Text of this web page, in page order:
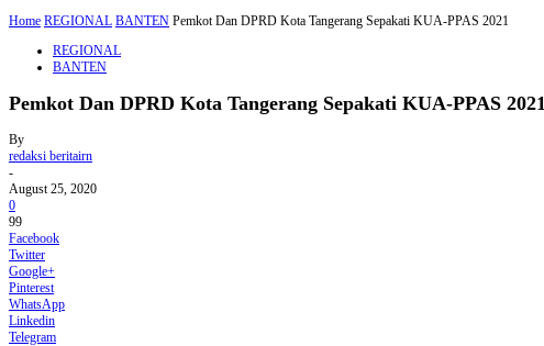
Home REGIONAL BANTEN Pemkot Dan DPRD Kota Tangerang Sepakati KUA-PPAS 2021
REGIONAL
BANTEN
Pemkot Dan DPRD Kota Tangerang Sepakati KUA-PPAS 2021
By
redaksi beritairn
-
August 25, 2020
0
99
Facebook
Twitter
Google+
Pinterest
WhatsApp
Linkedin
Telegram